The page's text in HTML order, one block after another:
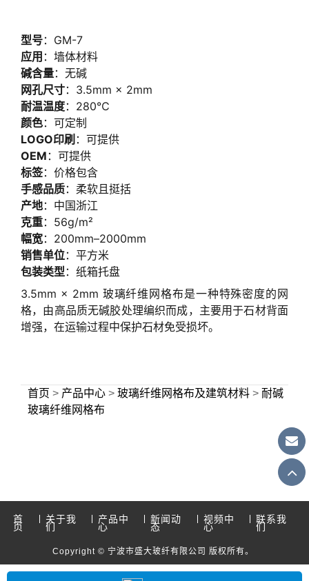
型号：GM-7
应用 ：墙体材料
碱含量：无碱
网孔尺寸：3.5mm × 2mm
耐温温度：280℃
颜色：可定制
LOGO印刷 ：可提供
OEM ：可提供
标签：价格包含
手感品质：柔软且挺括
产地：中国浙江
克重：56g/m²
幅宽：200mm–2000mm
销售单位：平方米
包装类型：纸箱托盘
3.5mm × 2mm 玻璃纤维网格布是一种特殊密度的网
格，由高品质无碱胶处理编织而成，主要用于石材背面
增强，在运输过程中保护石材免受损坏。
首页 > 产品中心 > 玻璃纤维网格布及建筑材料 > 耐碱
玻璃纤维网格布
首
页
关于我
们
产品中
心
新闻动
态
视频中
心
联系我
们
Copyright © 宁波市盛大玻纤有限公司 版权所有。